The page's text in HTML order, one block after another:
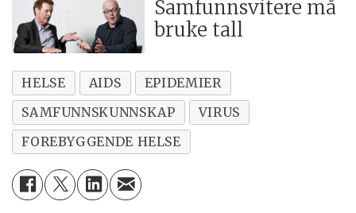
Samfunnsvitere må
bruke tall
HELSE AIDS
EPIDEMIER
SAMFUNNSKUNNSKAP
VIRUS
FOREBYGGENDE HELSE